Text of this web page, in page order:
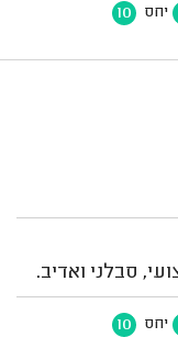
יחס 10
סבלני ואדיב.
יחס 10